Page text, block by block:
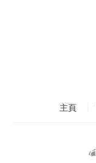
主頁